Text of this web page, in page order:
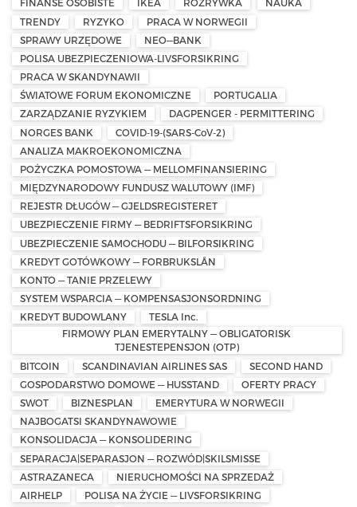
FINANSE OSOBISTE IKEA ROZRYWKA
NAUKA
TRENDY
RYZYKO
PRACA W NORWEGII
SPRAWY URZĘDOWE
NEO—BANK
POLISA UBEZPIECZENIOWA-LIVSFORSIKRING
PRACA W SKANDYNAWII
ŚWIATOWE FORUM EKONOMICZNE
PORTUGALIA
ZARZĄDZANIE RYZYKIEM
DAGPENGER - PERMITTERING
NORGES BANK
COVID-19-(SARS-CoV-2)
ANALIZA MAKROEKONOMICZNA
POŻYCZKA POMOSTOWA — MELLOMFINANSIERING
MIĘDZYNARODOWY FUNDUSZ WALUTOWY (IMF)
REJESTR DŁUGÓW — GJELDSREGISTERET
UBEZPIECZENIE FIRMY — BEDRIFTSFORSIKRING
UBEZPIECZENIE SAMOCHODU — BILFORSIKRING
KREDYT GOTÓWKOWY — FORBRUKSLÅN
KONTO — TANIE PRZELEWY
SYSTEM WSPARCIA — KOMPENSASJONSORDNING
KREDYT BUDOWLANY
TESLA Inc.
FIRMOWY PLAN EMERYTALNY — OBLIGATORISK
TJENESTEPENSJON (OTP)
BITCOIN
SCANDINAVIAN AIRLINES SAS
SECOND HAND
GOSPODARSTWO DOMOWE — HUSSTAND
OFERTY PRACY
SWOT
BIZNESPLAN
EMERYTURA W NORWEGII
NAJBOGATSI SKANDYNAWOWIE
KONSOLIDACJA — KONSOLIDERING
SEPARACJA|SEPARASJON — ROZWÓD|SKILSMISSE
ASTRAZANECA
NIERUCHOMOŚCI NA SPRZEDAŻ
AIRHELP
POLISA NA ŻYCIE — LIVSFORSIKRING